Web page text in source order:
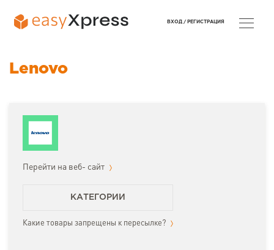
Lenovo
Перейти на веб- сайт
КАТЕГОРИИ
Какие товары запрещены к пересылке?
ВХОД / РЕГИСТРАЦИЯ